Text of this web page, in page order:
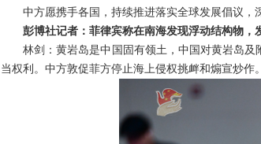
中方愿携手各国，持续推进落实全球发展倡议，
彭博社记者：菲律宾称在南海发现浮动结构物，
林剑：黄岩岛是中国固有领土，中国对黄岩岛
当权利。中方敦促菲方停止海上侵权挑衅和煽宣炒作。